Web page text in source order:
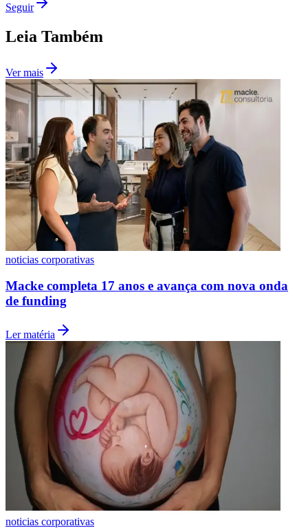
Fluminense
Vasco
Seguir
Leia Também
Ver mais
noticias corporativas
Macke completa 17 anos e avança com nova onda
de funding
Ler matéria
noticias corporativas